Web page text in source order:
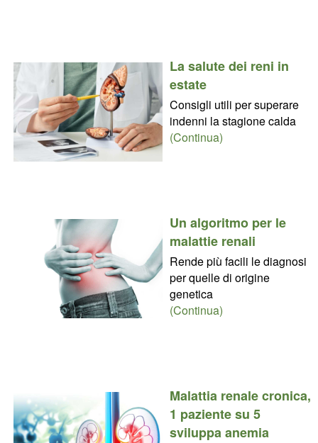
La salute dei reni in
estate
Consigli utili per superare
indenni la stagione calda
(Continua)
Un algoritmo per le
malattie renali
Rende più facili le diagnosi
per quelle di origine
genetica
(Continua)
Malattia renale cronica,
1 paziente su 5
sviluppa anemia